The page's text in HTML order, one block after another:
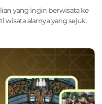
yang ingin berwisata ke
alamya yang sejuk,